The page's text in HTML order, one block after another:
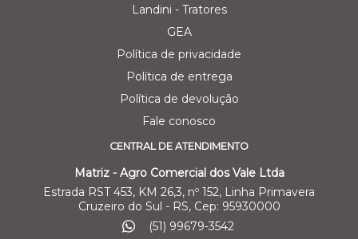
Landini - Tratores
GEA
Política de privacidade
Política de entrega
Política de devolução
Fale conosco
CENTRAL DE ATENDIMENTO
Matriz - Agro Comercial dos Vale Ltda
Estrada RST 453, KM 26,3, nº 152, Linha Primavera
Cruzeiro do Sul - RS, Cep: 95930000
(51) 99679-3542